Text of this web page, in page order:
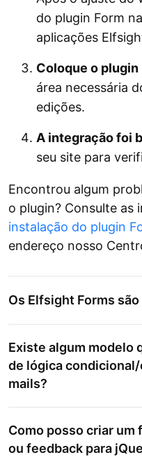
do plugin Form
aplicações
Coloque o plugin
área necessária
edições.
A integração foi
seu site para
Encontrou algum
o plugin? Consulte as
instalação do plugin
endereço nosso
Os Elfsight Forms
Existe algum modelo
de lógica
mails?
Como posso criar
ou feedback para